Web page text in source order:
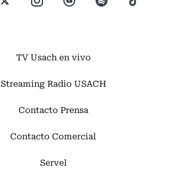
TV Usach en vivo
Streaming Radio USACH
Contacto Prensa
Contacto Comercial
Servel